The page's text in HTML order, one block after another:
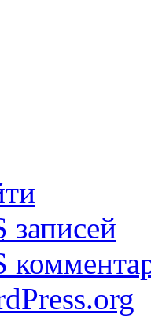
записей